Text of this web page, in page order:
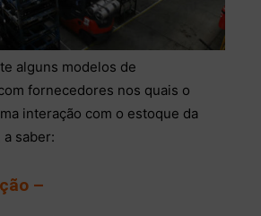
alguns modelos de
fornecedores nos quais o
interação com o estoque da
saber:
–